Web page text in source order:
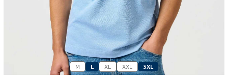
M L XL XXL 3XL